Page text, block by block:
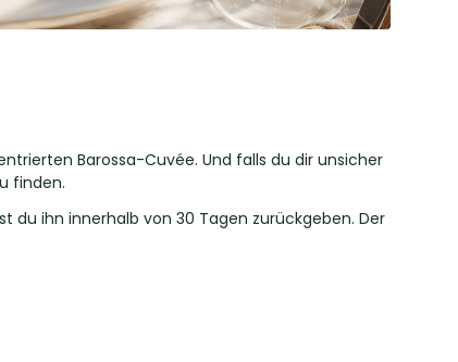
Barossa-Cuvée. Und falls du dir unsicher
finden.
du ihn innerhalb von 30 Tagen zurückgeben. Der